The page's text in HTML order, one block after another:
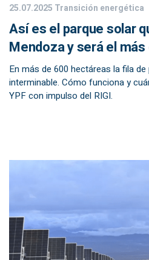
25.07.2025 Transición energética
Así es el parque solar
Mendoza y será el
En más de 600 hectáreas la fila
interminable. Cómo funciona y
YPF con impulso del RIGI.